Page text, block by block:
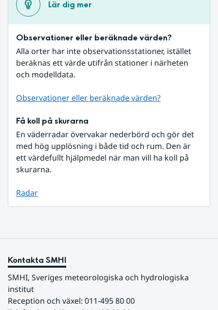
Lär dig mer
Observationer eller beräknade värden?
Alla orter har inte observationsstationer, istället
beräknas ett värde utifrån stationer i närheten
och modelldata.
Observationer eller beräknade värden?
Få koll på skurarna
En väderradar övervakar nederbörd och gör det
med hög upplösning i både tid och rum. Den är
ett värdefullt hjälpmedel när man vill ha koll på
skurarna.
Radar
Kontakta SMHI
SMHI, Sveriges meteorologiska och hydrologiska
institut
Reception och växel: 011-495 80 00